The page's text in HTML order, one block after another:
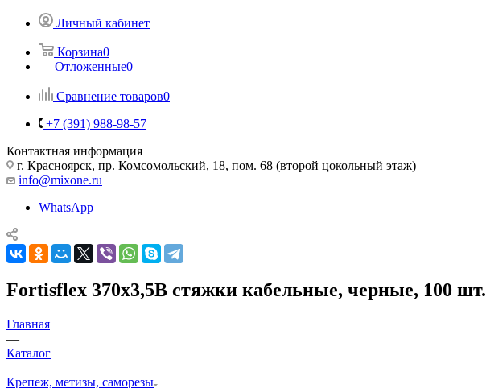
Личный кабинет
Корзина0
Отложенные0
Сравнение товаров0
+7 (391) 988-98-57
Контактная информация
г. Красноярск, пр. Комсомольский, 18, пом. 68 (второй цокольный этаж)
info@mixone.ru
WhatsApp
Fortisflex 370x3,5B стяжки кабельные, черные, 100 шт.
Главная
—
Каталог
—
Крепеж, метизы, саморезы